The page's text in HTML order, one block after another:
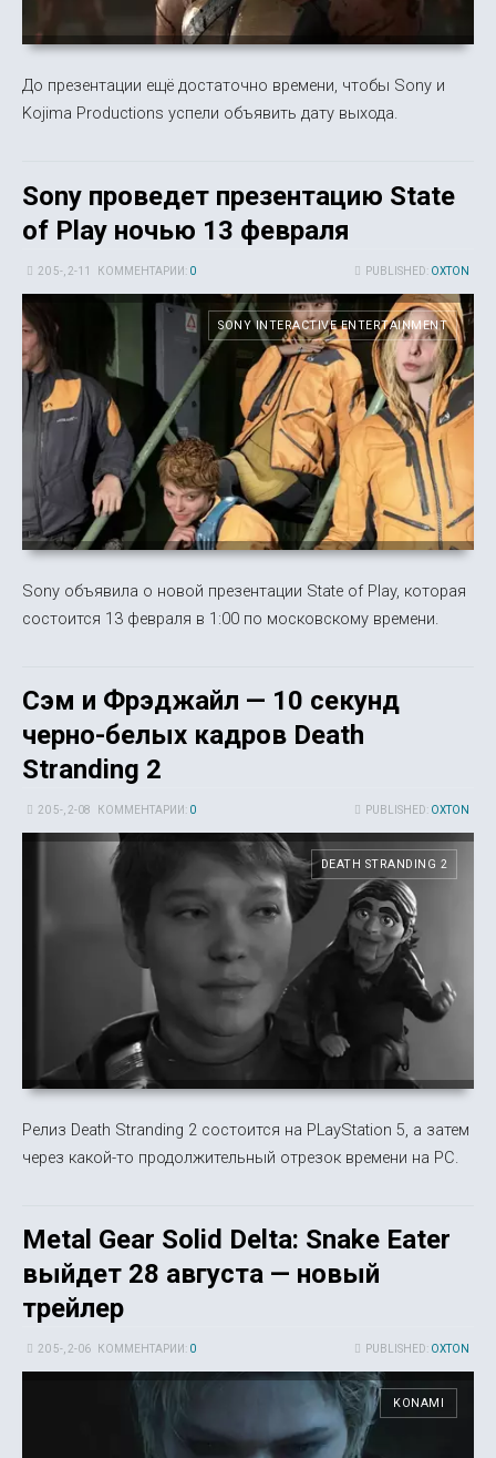
До презентации ещё достаточно времени, чтобы Sony и
Kojima Productions успели объявить дату выхода.
Sony проведет презентацию State
of Play ночью 13 февраля
PUBLISHED: OXTON
20 5-, 2-11 КОММЕНТАРИИ: 0
SONY INTERACTIVE ENTERTAINMENT
Sony объявила о новой презентации State of Play, которая
состоится 13 февраля в 1:00 по московскому времени.
Сэм и Фрэджайл — 10 секунд
черно-белых кадров Death
Stranding 2
PUBLISHED: OXTON
20 5-, 2-08 КОММЕНТАРИИ: 0
DEATH STRANDING 2
Релиз Death Stranding 2 состоится на PLayStation 5, а затем
через какой-то продолжительный отрезок времени на PC.
Metal Gear Solid Delta: Snake Eater
выйдет 28 августа — новый
трейлер
PUBLISHED: OXTON
20 5-, 2-06 КОММЕНТАРИИ: 0
KONAMI